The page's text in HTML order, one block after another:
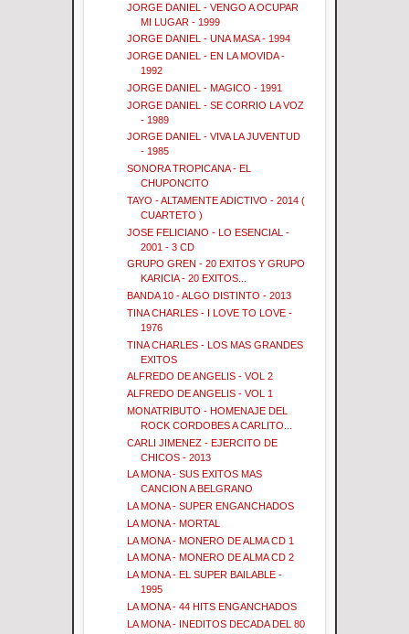
JORGE DANIEL - VENGO A OCUPAR
MI LUGAR - 1999
JORGE DANIEL - UNA MASA - 1994
JORGE DANIEL - EN LA MOVIDA -
1992
JORGE DANIEL - MAGICO - 1991
JORGE DANIEL - SE CORRIO LA VOZ
- 1989
JORGE DANIEL - VIVA LA JUVENTUD
- 1985
SONORA TROPICANA - EL
CHUPONCITO
TAYO - ALTAMENTE ADICTIVO - 2014 (
CUARTETO )
JOSE FELICIANO - LO ESENCIAL -
2001 - 3 CD
GRUPO GREN - 20 EXITOS Y GRUPO
KARICIA - 20 EXITOS...
BANDA 10 - ALGO DISTINTO - 2013
TINA CHARLES - I LOVE TO LOVE -
1976
TINA CHARLES - LOS MAS GRANDES
EXITOS
ALFREDO DE ANGELIS - VOL 2
ALFREDO DE ANGELIS - VOL 1
MONATRIBUTO - HOMENAJE DEL
ROCK CORDOBES A CARLITO...
CARLI JIMENEZ - EJERCITO DE
CHICOS - 2013
LA MONA - SUS EXITOS MAS
CANCION A BELGRANO
LA MONA - SUPER ENGANCHADOS
LA MONA - MORTAL
LA MONA - MONERO DE ALMA CD 1
LA MONA - MONERO DE ALMA CD 2
LA MONA - EL SUPER BAILABLE -
1995
LA MONA - 44 HITS ENGANCHADOS
LA MONA - INEDITOS DECADA DEL 80